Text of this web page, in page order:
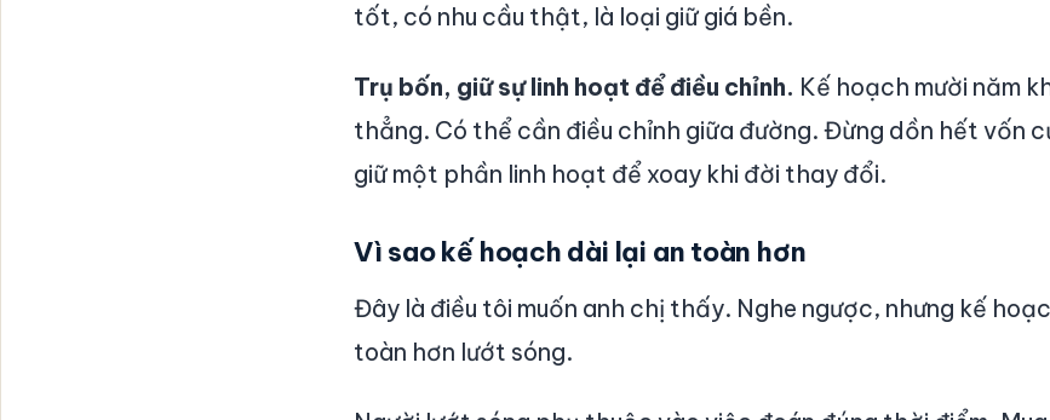
tốt, có nhu cầu thật, là loại giữ giá bền.
Trụ bốn, giữ sự linh hoạt để điều chỉnh. Kế hoạch mười năm
thẳng. Có thể cần điều chỉnh giữa đường. Đừng dồn hết vốn
giữ một phần linh hoạt để xoay khi đời thay đổi.
Vì sao kế hoạch dài lại an toàn hơn
Đây là điều tôi muốn anh chị thấy. Nghe ngược, nhưng kế
toàn hơn lướt sóng.